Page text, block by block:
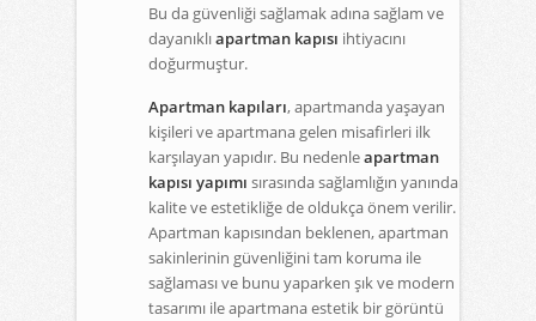
Bu da güvenliği sağlamak adına sağlam ve
dayanıklıapartman kapısı ihtiyacını
doğurmuştur.
Apartman kapıları, apartmanda yaşayan
kişileri ve apartmana gelen misafirleri ilk
karşılayan yapıdır. Bu nedenleapartman
kapısı yapımı sırasında sağlamlığın yanında
kalite ve estetikliğe de oldukça önem verilir.
Apartman kapısından beklenen, apartman
sakinlerinin güvenliğini tam koruma ile
sağlaması ve bunu yaparken şık ve modern
tasarımı ile apartmana estetik bir görüntü